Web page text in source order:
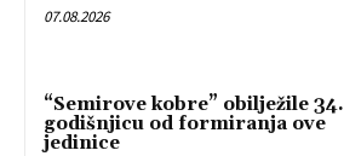
07.08.2026
“Semirove kobre” obilježile 34.
godišnjicu od formiranja ove
jedinice